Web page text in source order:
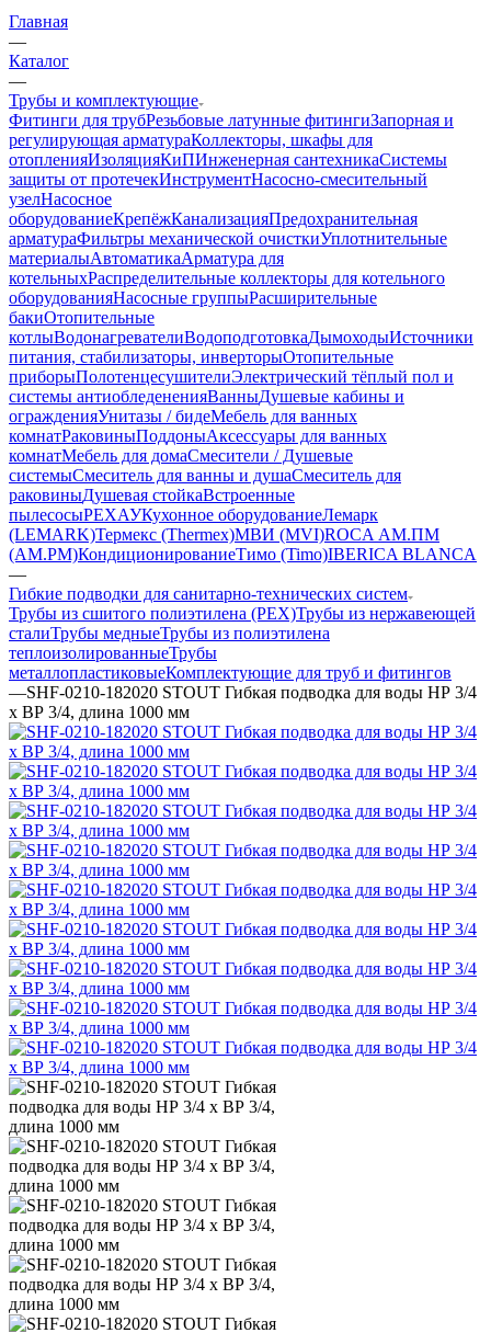
Главная
—
Каталог
—
Трубы и комплектующие
Фитинги для трубРезьбовые латунные фитингиЗапорная и
регулирующая арматураКоллекторы, шкафы для
отопленияИзоляцияКиПИнженерная сантехникаСистемы
защиты от протечекИнструментНасосно-смесительный
узелНасосное
оборудованиеКрепёжКанализацияПредохранительная
арматураФильтры механической очисткиУплотнительные
материалыАвтоматикаАрматура для
котельныхРаспределительные коллекторы для котельного
оборудованияНасосные группыРасширительные
бакиОтопительные
котлыВодонагревателиВодоподготовкаДымоходыИсточники
питания, стабилизаторы, инверторыОтопительные
приборыПолотенцесушителиЭлектрический тёплый пол и
системы антиобледененияВанныДушевые кабины и
огражденияУнитазы / бидеМебель для ванных
комнатРаковиныПоддоныАксессуары для ванных
комнатМебель для домаСмесители / Душевые
системыСмеситель для ванны и душаСмеситель для
раковиныДушевая стойкаВстроенные
пылесосыРЕХАУКухонное оборудованиеЛемарк
(LEMARK)Термекс (Thermex)МВИ (MVI)ROCA АМ.ПМ
(AM.PM)КондиционированиеТимо (Timo)IBERICA BLANCA
—
Гибкие подводки для санитарно-технических систем
Трубы из сшитого полиэтилена (PEX)Трубы из нержавеющей
сталиТрубы медныеТрубы из полиэтилена
теплоизолированныеТрубы
металлопластиковыеКомплектующие для труб и фитингов
—SHF-0210-182020 STOUT Гибкая подводка для воды НР 3/4
х ВР 3/4, длина 1000 мм